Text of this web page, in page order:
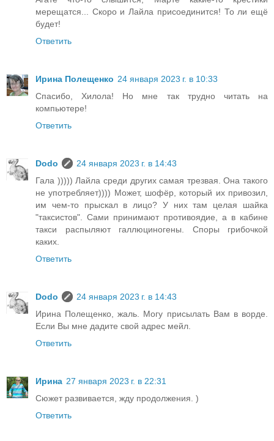
мерещатся... Скоро и Лайла присоединится! То ли ещё
будет!
Ответить
Ирина Полещенко 24 января 2023 г. в 10:33
Спасибо, Хилола! Но мне так трудно читать на
компьютере!
Ответить
Dodo
24 января 2023 г. в 14:43
Гала ))))) Лайла среди других самая трезвая. Она такого
не употребляет)))) Может, шофёр, который их привозил,
им чем-то прыскал в лицо? У них там целая шайка
"таксистов". Сами принимают противоядие, а в кабине
такси распыляют галлюциногены. Споры грибочкой
каких.
Ответить
Dodo
24 января 2023 г. в 14:43
Ирина Полещенко, жаль. Могу присылать Вам в ворде.
Если Вы мне дадите свой адрес мейл.
Ответить
Ирина 27 января 2023 г. в 22:31
Сюжет развивается, жду продолжения. )
Ответить